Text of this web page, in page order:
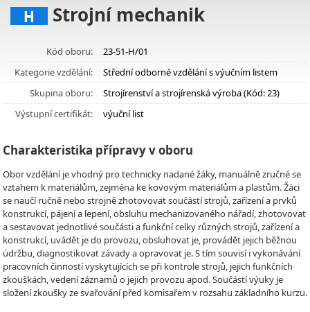
H Strojní mechanik
Kód oboru:
23-51-H/01
Kategorie vzdělání:
Střední odborné vzdělání s výučním listem
Skupina oboru:
Strojírenství a strojírenská výroba (Kód: 23)
Výstupní certifikát:
výuční list
Charakteristika přípravy v oboru
Obor vzdělání je vhodný pro technicky nadané žáky, manuálně zručné se
vztahem k materiálům, zejména ke kovovým materiálům a plastům. Žáci
se naučí ručně nebo strojně zhotovovat součástí strojů, zařízení a prvků
konstrukcí, pájení a lepení, obsluhu mechanizovaného nářadí, zhotovovat
a sestavovat jednotlivé součásti a funkční celky různých strojů, zařízení a
konstrukcí, uvádět je do provozu, obsluhovat je, provádět jejich běžnou
údržbu, diagnostikovat závady a opravovat je. S tím souvisí i vykonávání
pracovních činností vyskytujících se při kontrole strojů, jejich funkčních
zkouškách, vedení záznamů o jejich provozu apod. Součástí výuky je
složení zkoušky ze svařování před komisařem v rozsahu základního kurzu.